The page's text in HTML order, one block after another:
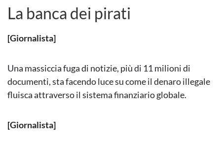
La banca dei pirati
[Giornalista]
Una massiccia fuga di notizie, più di 11 milioni di
documenti, sta facendo luce su come il denaro illegale
fluisca attraverso il sistema finanziario globale.
[Giornalista]